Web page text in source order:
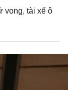
vong, tài xế ô